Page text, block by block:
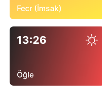
Fecr (İmsak)
13:26
Öğle